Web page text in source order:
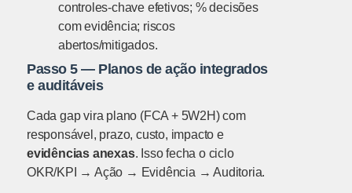
controles-chave efetivos; % decisões
com evidência; riscos
abertos/mitigados.
Passo 5 — Planos de ação integrados
e auditáveis
Cada gap vira plano (FCA + 5W2H) com
responsável, prazo, custo, impacto e
evidências anexas. Isso fecha o ciclo
OKR/KPI → Ação → Evidência → Auditoria.